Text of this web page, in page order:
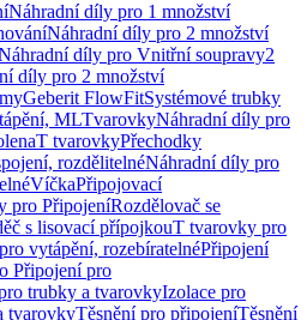
Náhradní díly pro 1 množství
Náhradní díly pro 2 množství
díly pro Vnitřní soupravy2
díly pro 2 množství
Geberit FlowFitSystémové trubky
MLTvarovkyNáhradní díly pro
T tvarovkyPřechodky
rozdělitelnéNáhradní díly pro
VíčkaPřipojovací
pro PřipojeníRozdělovač se
s lisovací přípojkouT tvarovky pro
vytápění, rozebíratelnéPřipojení
Připojení pro
trubky a tvarovkyIzolace pro
tvarovkyTěsnění pro připojeníTěsnění